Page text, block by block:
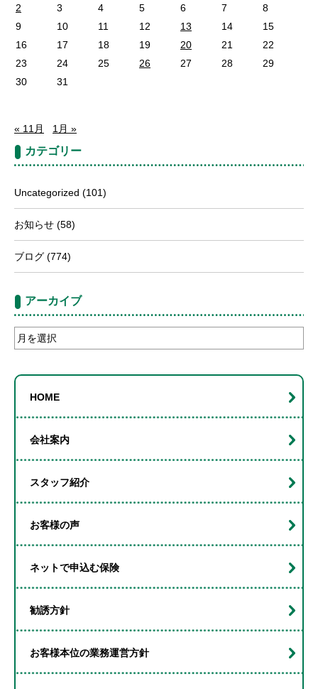
2
3 4 5 6 7
8
9
10 11 12 13 14
15
16
17 18 19 20 21
22
23
24 25 26 27 28
29
30
31
« 11月 1月 »
カテゴリー
Uncategorized (101)
お知らせ (58)
ブログ (774)
アーカイブ
ア
ー
HOME
会社案内
スタッフ紹介
お客様の声
ネットで申込む保険
勧誘方針
お客様本位の業務運営方針